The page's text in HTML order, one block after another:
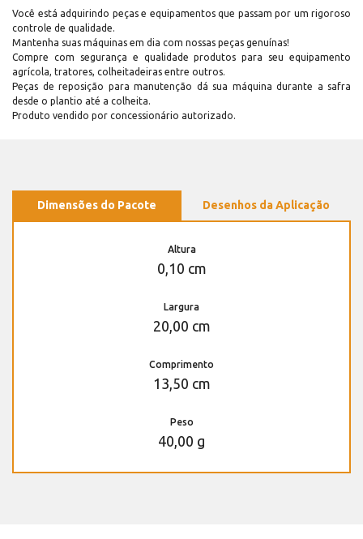
Você está adquirindo peças e equipamentos que passam por um rigoroso
controle de qualidade.
Mantenha suas máquinas em dia com nossas peças genuínas!
Compre com segurança e qualidade produtos para seu equipamento
agrícola, tratores, colheitadeiras entre outros.
Peças de reposição para manutenção dá sua máquina durante a safra
desde o plantio até a colheita.
Produto vendido por concessionário autorizado.
Dimensões do Pacote Desenhos da Aplicação
Altura
0,10 cm
Largura
20,00 cm
Comprimento
13,50 cm
Peso
40,00 g